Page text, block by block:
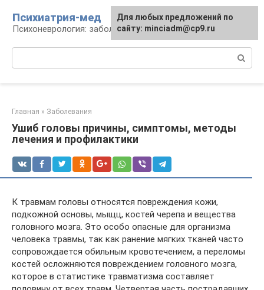
контенту
Психиатрия-мед
Психоневрология: заболевания и терапия
Главная » Заболевания
Ушиб головы причины, симптомы, методы
лечения и профилактики
К травмам головы относятся повреждения кожи,
подкожной основы, мыщц, костей черепа и вещества
головного мозга. Это особо опасные для организма
человека травмы, так как ранение мягких тканей часто
сопровождается обильным кровотечением, а переломы
костей осложняются повреждением головного мозга,
которое в статистике травматизма составляет
Для любых предложений по
сайту: minciadm@cp9.ru